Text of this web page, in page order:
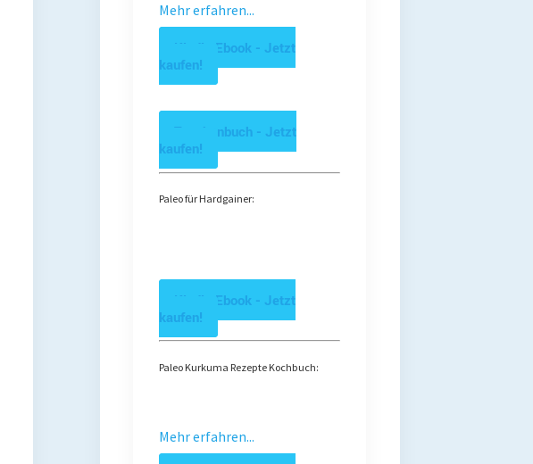
Mehr erfahren...
Kindle Ebook - Jetzt
kaufen!
Taschenbuch - Jetzt
kaufen!
Paleo für Hardgainer:
Kindle Ebook - Jetzt
kaufen!
Paleo Kurkuma Rezepte Kochbuch:
Mehr erfahren...